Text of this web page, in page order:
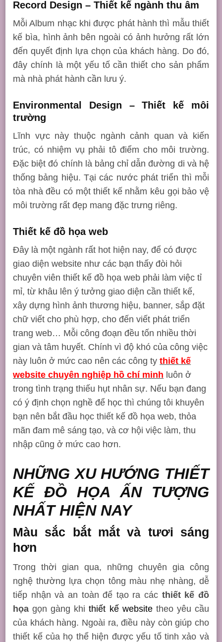
Record Design – Thiết kế ngành thu âm
Mỗi Album nhạc khi được phát hành thì mẫu thiết
kế bìa, hình ảnh bên ngoài có ảnh hưởng rất lớn
đến quyết định lựa chọn của khách hàng. Do đó,
đây chính là một yếu tố cần thiết cho sản phẩm
mà nhà phát hành cần lưu ý.
Environmental Design – Thiết kế môi
trường
Lĩnh vực này thuộc ngành cảnh quan và kiến
trúc, có nhiệm vụ phải tô điểm cho môi trường.
Đặc biệt đó chính là bảng chỉ dẫn đường di và hệ
thống bảng hiệu. Tại các nước phát triển thì mỗi
tòa nhà đều có một thiết kế nhằm kêu gọi bảo vệ
môi trường rất đẹp mang đặc trưng riêng.
Thiết kế đồ họa web
Đây là một ngành rất hot hiện nay, để có được
giao diện website như các bạn thấy đòi hỏi
chuyên viên thiết kế đồ họa web phải làm việc tỉ
mỉ, từ khâu lên ý tưởng giao diện cần thiết kế,
xây dựng hình ảnh thương hiệu, banner, sắp đặt
chữ viết cho phù hợp, cho đến viết phát triển
trang web… Mỗi công đoạn đều tốn nhiều thời
gian và tâm huyết. Chính vì độ khó của công việc
này luôn ở mức cao nên các công tythiết kế
website chuyên nghiệp hồ chí minh luôn ở
trong tình trạng thiếu hụt nhân sự. Nếu bạn đang
có ý định chọn nghề để học thì chúng tôi khuyên
bạn nên bắt đầu học thiết kế đồ họa web, thỏa
mãn đam mê sáng tạo, và cơ hội việc làm, thu
nhập cũng ở mức cao hơn.
NHỮNG XU HƯỚNG THIẾT
KẾ ĐỒ HỌA ẤN TƯỢNG
NHẤT HIỆN NAY
Màu sắc bắt mắt và tươi sáng
hơn
Trong thời gian qua, những chuyên gia công
nghệ thường lựa chọn tông màu nhẹ nhàng, dễ
tiếp nhận và an toàn để tạo ra các thiết kế đồ
họa gọn gàng khithiết kế websitetheo yêu cầu
của khách hàng. Ngoài ra, điều này còn giúp cho
thiết kế của họ thể hiện được yếu tố tinh xảo và